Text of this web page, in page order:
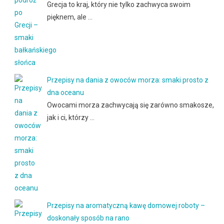
Grecja to kraj, który nie tylko zachwyca swoim
pięknem, ale …
Przepisy na dania z owoców morza: smaki prosto z
dna oceanu
Owocami morza zachwycają się zarówno smakosze,
jak i ci, którzy …
Przepisy na aromatyczną kawę domowej roboty –
doskonały sposób na rano